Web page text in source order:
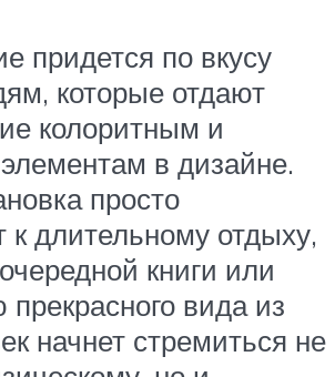
придется по вкусу
которые отдают
колоритным и
в дизайне.
просто
к длительному отдыху,
книги или
вида из
начнет стремиться не